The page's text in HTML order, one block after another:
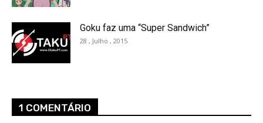
Goku faz uma “Super Sandwich”
28 , Julho , 2015
1 COMENTÁRIO